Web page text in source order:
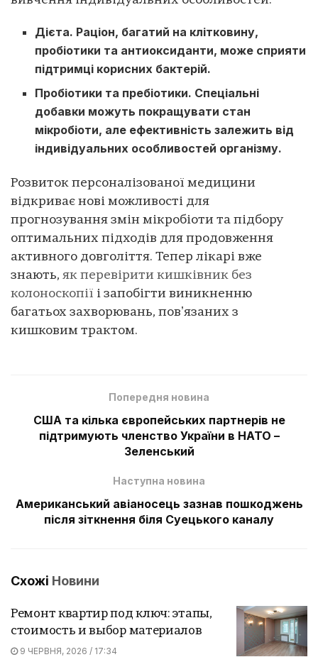
Дієта. Раціон, багатий на клітковину,
пробіотики та антиоксиданти, може сприяти
підтримці корисних бактерій.
Пробіотики та пребіотики. Спеціальні
добавки можуть покращувати стан
мікробіоти, але ефективність залежить від
індивідуальних особливостей організму.
Розвиток персоналізованої медицини
відкриває нові можливості для
прогнозування змін мікробіоти та підбору
оптимальних підходів для продовження
активного довголіття. Тепер лікарі вже
знають, як перевірити кишківник без
колоноскопії і запобігти виникненню
багатьох захворювань, повʼязаних з
кишковим трактом.
Попередня новина
США та кілька європейських партнерів не
підтримують членство України в НАТО –
Зеленський
Наступна новина
Американський авіаносець зазнав пошкоджень
після зіткнення біля Суецького каналу
Схожі Новини
Ремонт квартир под ключ: этапы,
стоимость и выбор материалов
9 ЧЕРВНЯ, 2026 / 17:34